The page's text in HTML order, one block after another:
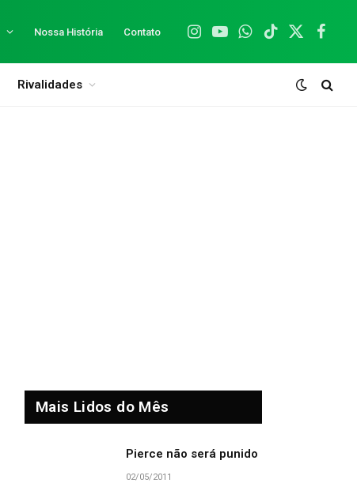
Nossa História Contato
Instagram
YouTubeWhatsApp
TikTok
X
Rivalidades
Mais Lidos do Mês
Pierce não será punido
02/05/2011